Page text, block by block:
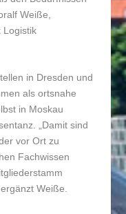
Weiße,
Logistik
in Dresden und
als ortsnahe
in Moskau
„Damit sind
vor Ort zu
Fachwissen
Weiße.